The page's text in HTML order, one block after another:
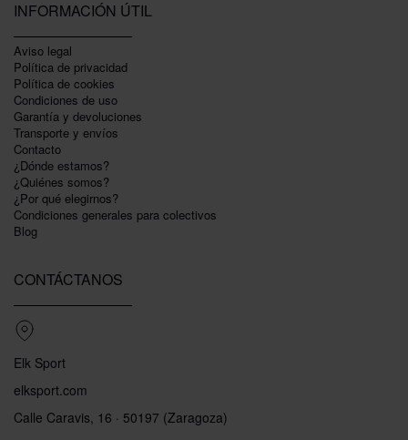
INFORMACIÓN ÚTIL
Aviso legal
Política de privacidad
Polí­tica de cookies
Condiciones de uso
Garantí­a y devoluciones
Transporte y envíos
Contacto
¿Dónde estamos?
¿Quiénes somos?
¿Por qué elegirnos?
Condiciones generales para colectivos
Blog
CONTÁCTANOS
Elk Sport
elksport.com
Calle Caravis, 16 · 50197 (Zaragoza)